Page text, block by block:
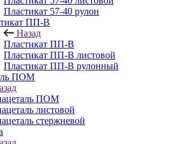
Пластикат 57-40 рулон
ПП-В
Назад
Пластикат ПП-В
Пластикат ПП-В листовой
Пластикат ПП-В рулонный
ПОМ
ПОМ
листовой
стержневой